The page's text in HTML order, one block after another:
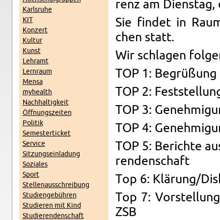
Karls­ru­he
KIT
Kon­zert
Kul­tur
Kunst
Lehr­amt
Lern­raum
Mensa
myhe­alth
Nach­hal­tig­keit
Öff­nungs­zei­ten
Po­li­tik
Se­mes­ter­ti­cket
Ser­vice
Sit­zungs­ein­la­dung
So­zia­les
Sport
Stel­len­aus­schrei­bung
Stu­di­en­ge­büh­ren
Stu­die­ren mit Kind
Stu­die­ren­den­schaft
renz am Diens­tag,
Sie fin­det in
chen statt.
Wir schla­gen
TOP 1: Be­grü­ßung
TOP 2:
TOP 3:
TOP 4:
TOP 5: Be­rich­te
ren­den­schaft
Top 6: Klä­rung/
Top 7:
ZSB